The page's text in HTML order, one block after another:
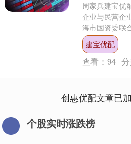
周家兵建宝优
企业与民营企
海市国资委联
进一步促进我
业协同发展的
建宝优配
查看：94 分
创惠优配文章已
个股实时涨跌榜